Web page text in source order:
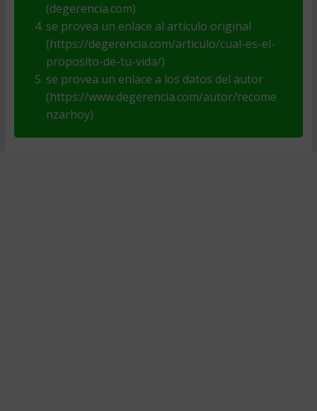
(degerencia.com)
se provea un enlace al artículo original
(https://degerencia.com/articulo/cual-es-el-
proposito-de-tu-vida/)
se provea un enlace a los datos del autor
(https://www.degerencia.com/autor/recome
nzarhoy)